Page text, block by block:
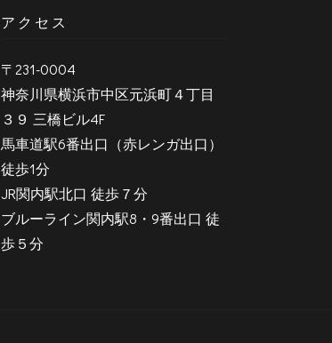
アクセス
〒231-0004
神奈川県横浜市中区元浜町４丁目
３９ 三橋ビル4F
馬車道駅6番出口（赤レンガ出口）
徒歩1分
JR関内駅北口 徒歩７分
ブルーライン関内駅8・9番出口 徒
歩５分